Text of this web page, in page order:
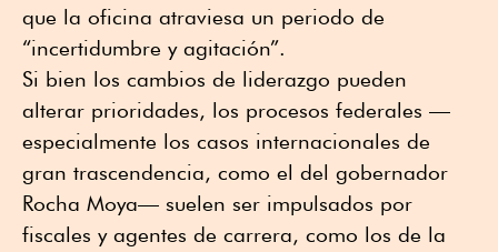
que la oficina atraviesa un periodo de
“incertidumbre y agitación”.
Si bien los cambios de liderazgo pueden
alterar prioridades, los procesos federales —
especialmente los casos internacionales de
gran trascendencia, como el del gobernador
Rocha Moya— suelen ser impulsados por
fiscales y agentes de carrera, como los de la